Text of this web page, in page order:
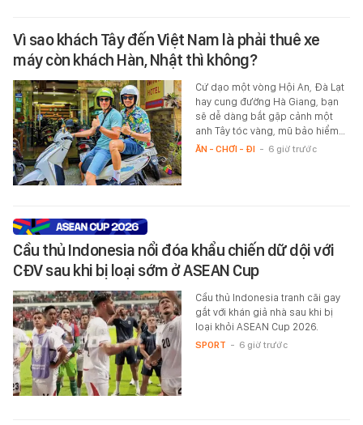
Vì sao khách Tây đến Việt Nam là phải thuê xe
máy còn khách Hàn, Nhật thì không?
Cứ dạo một vòng Hội An, Đà Lạt
hay cung đường Hà Giang, bạn
sẽ dễ dàng bắt gặp cảnh một
anh Tây tóc vàng, mũ bảo hiểm…
ĂN - CHƠI - ĐI - 6 giờ trước
Cầu thủ Indonesia nổi đóa khẩu chiến dữ dội với
CĐV sau khi bị loại sớm ở ASEAN Cup
Cầu thủ Indonesia tranh cãi gay
gắt với khán giả nhà sau khi bị
loại khỏi ASEAN Cup 2026.
SPORT - 6 giờ trước